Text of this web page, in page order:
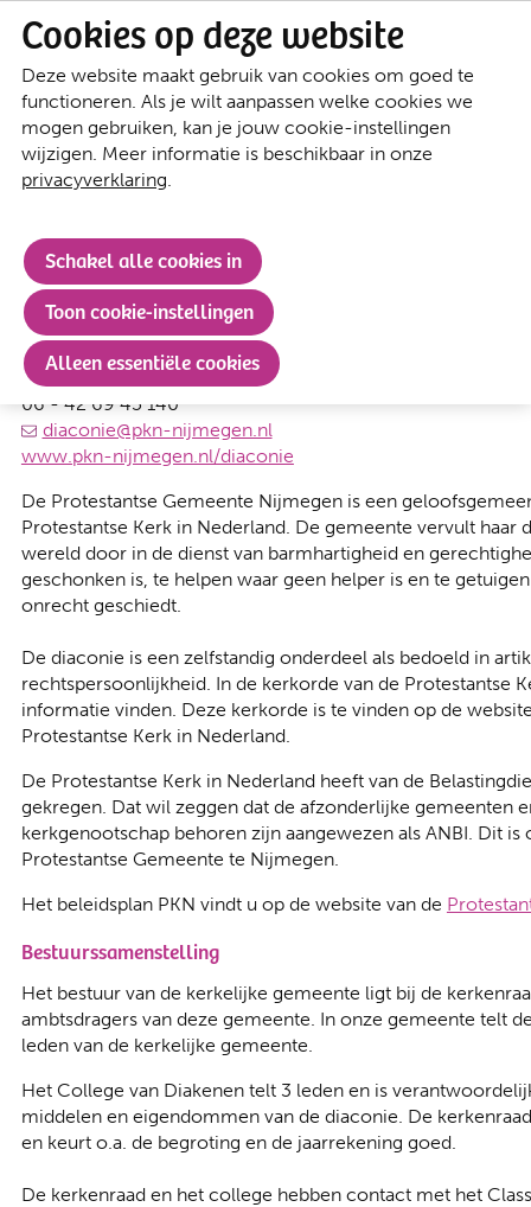
ANBI Diaconie
Diaconie Protestantse gemeente te Nijmegen
RSIN/Fiscaalnummer: 001478692
Contactgegevens
Diaconaal bureau
Maranathakerk (lokaal 4)
Steenbokstraat 86, 6531 TH Nijmegen
06 - 42 69 45 140
diaconie@pkn-nijmegen.nl
www.pkn-nijmegen.nl/diaconie
De Protestantse Gemeente Nijmegen is een
Protestantse Kerk in Nederland. De gemeente vervult haar
wereld door in de dienst van barmhartigheid en
geschonken is, te helpen waar geen helper is en te
onrecht geschiedt.
De diaconie is een zelfstandig onderdeel als bedoeld in
rechtspersoonlijkheid. In de kerkorde van de Protestantse
informatie vinden. Deze kerkorde is te vinden op de
Protestantse Kerk in Nederland.
De Protestantse Kerk in Nederland heeft van de
gekregen. Dat wil zeggen dat de afzonderlijke gemeenten
kerkgenootschap behoren zijn aangewezen als ANBI. Dit is
Protestantse Gemeente te Nijmegen.
Het beleidsplan PKN vindt u op de website van de
Bestuurssamenstelling
Het bestuur van de kerkelijke gemeente ligt bij de
ambtsdragers van deze gemeente. In onze gemeente telt
leden van de kerkelijke gemeente.
Het College van Diakenen telt 3 leden en is
middelen en eigendommen van de diaconie. De
en keurt o.a. de begroting en de jaarrekening goed.
De kerkenraad en het college hebben contact met het
Cookies op deze website
Deze website maakt gebruik van cookies om goed te
functioneren. Als je wilt aanpassen welke cookies we
mogen gebruiken, kan je jouw cookie-instellingen
wijzigen. Meer informatie is beschikbaar in onze
privacyverklaring.
Schakel alle cookies in
Toon cookie-instellingen
Alleen essentiële cookies